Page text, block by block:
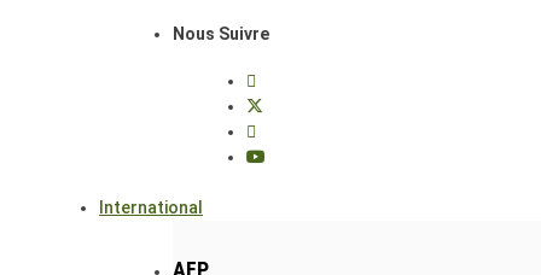
Nous Suivre
International
AFP